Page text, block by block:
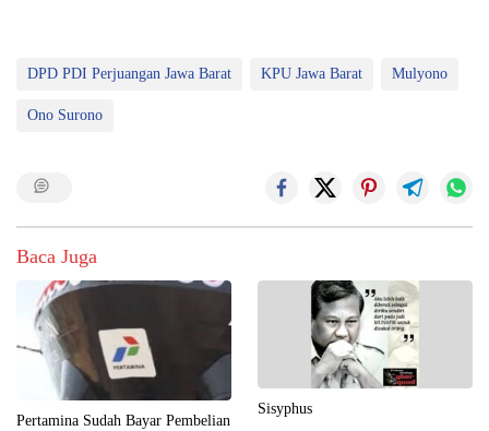
DPD PDI Perjuangan Jawa Barat KPU Jawa Barat Mulyono
Ono Surono
Baca Juga
Pertamina Sudah Bayar Pembelian
Sisyphus